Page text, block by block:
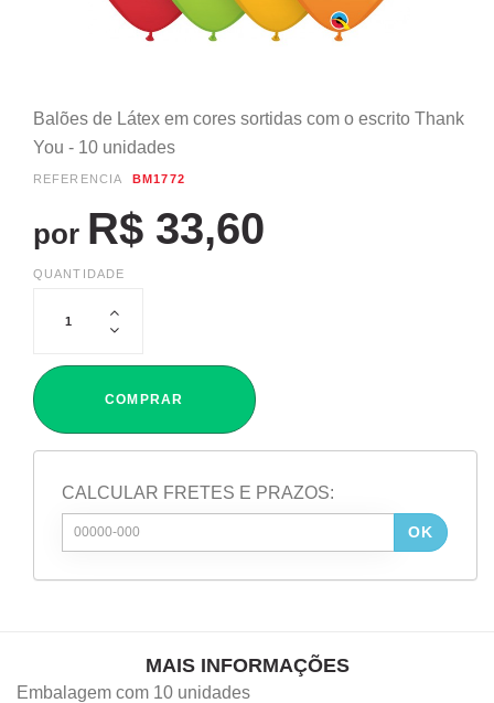
Balões de Látex em cores sortidas com o escrito Thank
You - 10 unidades
REFERÊNCIA BM1772
por R$ 33,60
QUANTIDADE
COMPRAR
CALCULAR FRETES E PRAZOS:
OK
MAIS INFORMAÇÕES
Embalagem com 10 unidades